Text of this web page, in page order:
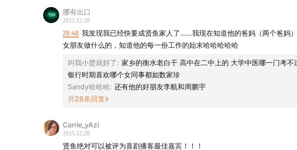
00:38:30小文在工地的拼命时刻
01:22:58求偶时的拼命尴尬场景
01:41:43和黑道前男友的精彩过往
音乐：Smash Mouth - Walking On The Sun/法老 - 上学威龙
哪有出口
2025.12.20
26:46 我发现我已经快要成贤鱼家人了……我现在知道他的爸妈（两个爸妈
女朋友做什么的，知道他的每一份工作的始末哈哈哈哈哈
叫我小楚就好了: 家乡的衡水老白干 高中在二中上的 大学中医哪一门考不
银行时期喜欢哪个女同事都如数家珍
Sandy哈哈哈: 还有他的好朋友李航和周鹏宇
共26条回复
Carrie_yAzi
2025.12.20
贤鱼绝对可以被评为喜剧播客最佳嘉宾！！！